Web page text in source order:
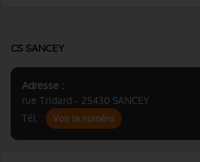
CS SANCEY
Adresse :
rue Tridard - 25430 SANCEY
Tél. :
Voir le numéro